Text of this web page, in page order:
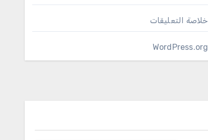
خلاصة التعليقات
WordPress.org